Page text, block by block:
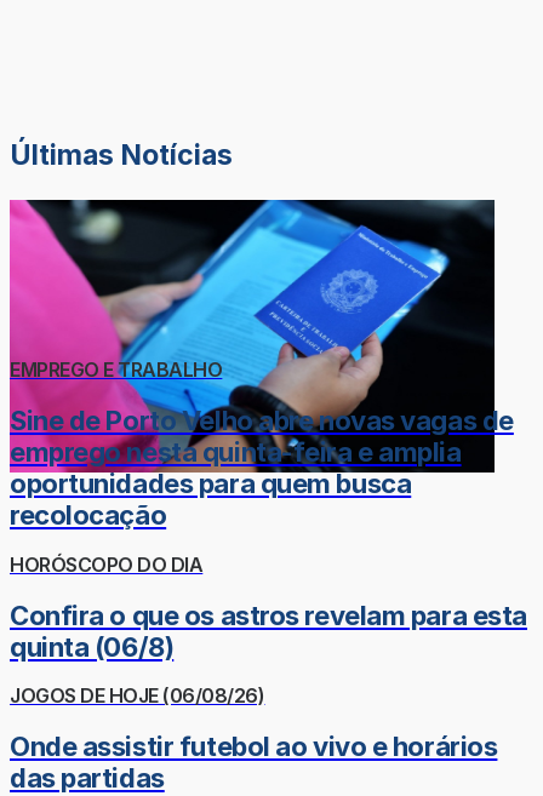
Últimas Notícias
EMPREGO E TRABALHO
Sine de Porto Velho abre novas vagas de
emprego nesta quinta-feira e amplia
oportunidades para quem busca
recolocação
HORÓSCOPO DO DIA
Confira o que os astros revelam para esta
quinta (06/8)
JOGOS DE HOJE (06/08/26)
Onde assistir futebol ao vivo e horários
das partidas